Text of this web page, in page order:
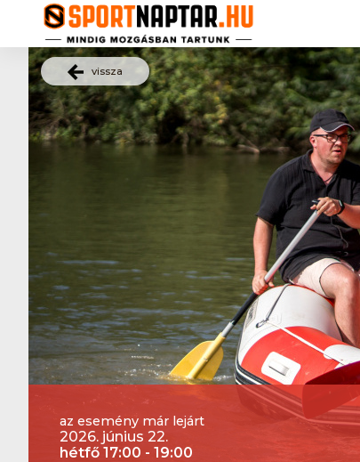
vissza
az esemény már lejárt
2026. június 22.
hétfő 17:00 - 19:00